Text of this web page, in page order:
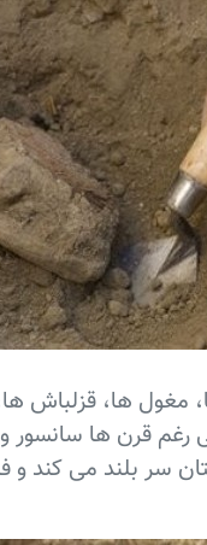
مغول ها، قزلباش
رغم قرن ها
سر بلند می کند و